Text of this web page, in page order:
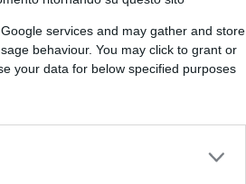
services and may gather and store
behaviour. You may click to grant or
your data for below specified purposes
non ci
compagni